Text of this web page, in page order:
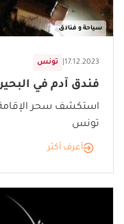
سياحة و فنادق
تونس 17.12.2023
فندق آدم في
استكشف سحر الإقامة
تونس
أعرف أكثر